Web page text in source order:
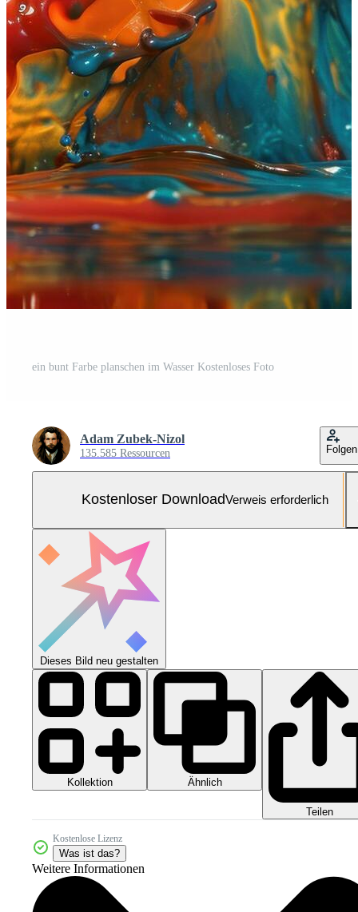
ein bunt Farbe planschen im Wasser Kostenloses Foto
Adam Zubek-Nizol
135.585 Ressourcen Folgen
Kostenloser DownloadVerweis erforderlich
Dieses Bild neu gestalten
Kollektion Ähnlich
Teilen
Kostenlose Lizenz
Was ist das?
Weitere Informationen